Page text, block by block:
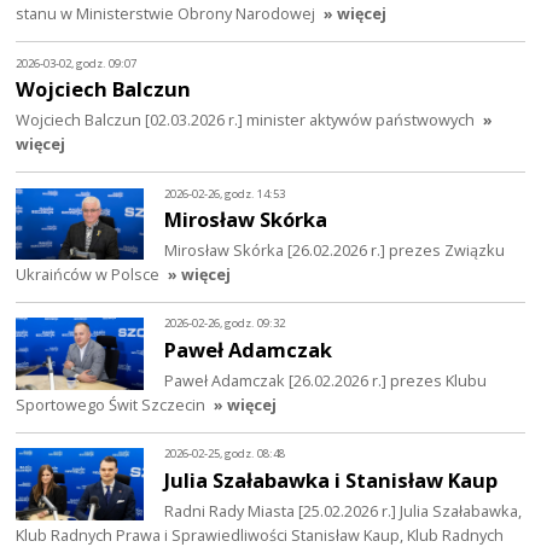
stanu w Ministerstwie Obrony Narodowej » więcej
2026-03-02, godz. 09:07
Wojciech Balczun
Wojciech Balczun [02.03.2026 r.] minister aktywów państwowych »
więcej
2026-02-26, godz. 14:53
Mirosław Skórka
Mirosław Skórka [26.02.2026 r.] prezes Związku
Ukraińców w Polsce » więcej
2026-02-26, godz. 09:32
Paweł Adamczak
Paweł Adamczak [26.02.2026 r.] prezes Klubu
Sportowego Świt Szczecin » więcej
2026-02-25, godz. 08:48
Julia Szałabawka i Stanisław Kaup
Radni Rady Miasta [25.02.2026 r.] Julia Szałabawka,
Klub Radnych Prawa i Sprawiedliwości Stanisław Kaup, Klub Radnych